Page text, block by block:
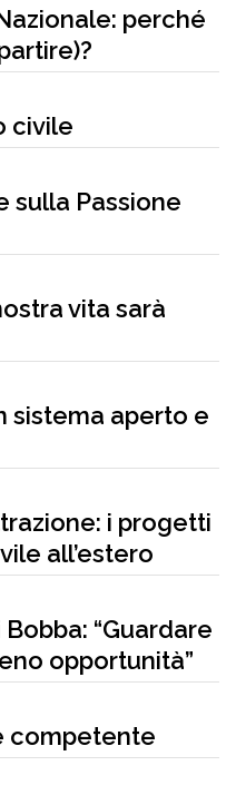
perché
civile
sulla Passione
vita sarà
sistema aperto e
i progetti
all’estero
“Guardare
opportunità”
competente